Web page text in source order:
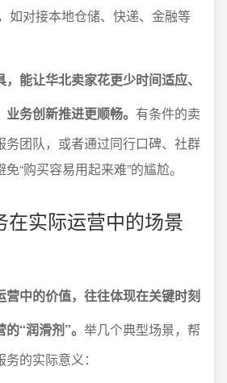
如对接本地仓储、快递、金融等
能让华北卖家花更少时间适应、
务创新推进更顺畅。 有条件的卖
务团队，或者通过同行口碑、社群
“购买容易用起来难”的尴尬。
在实际运营中的场景
营中的价值，往往体现在关键时刻
“润滑剂”。 举几个典型场景，帮
的实际意义：